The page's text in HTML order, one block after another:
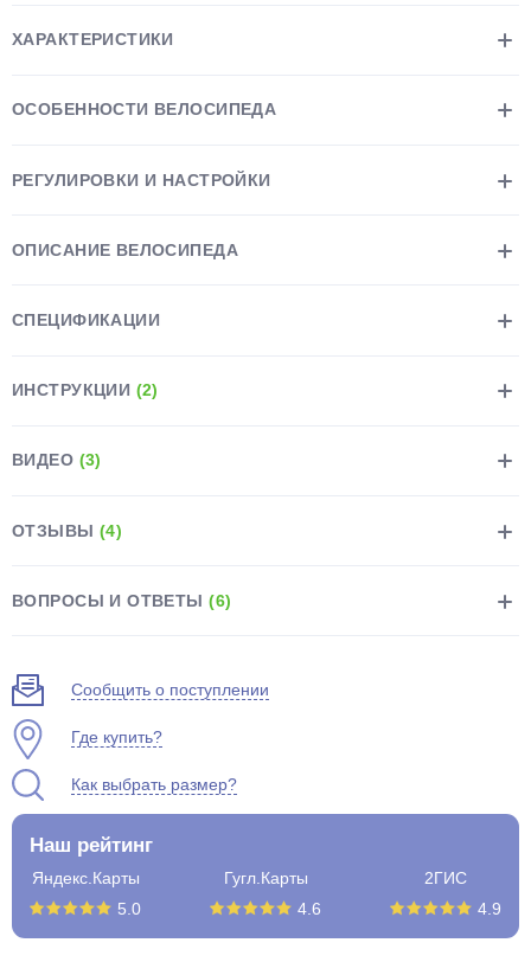
ХАРАКТЕРИСТИКИ
ОСОБЕННОСТИ ВЕЛОСИПЕДА
РЕГУЛИРОВКИ И НАСТРОЙКИ
ОПИСАНИЕ ВЕЛОСИПЕДА
СПЕЦИФИКАЦИИ
ИНСТРУКЦИИ (2)
ВИДЕО (3)
ОТЗЫВЫ (4)
ВОПРОСЫ И ОТВЕТЫ(6)
Сообщить о поступлении
Где купить?
Как выбрать размер?
Наш рейтинг
Яндекс.Карты
5.0
Гугл.Карты
4.6
2ГИС
4.9